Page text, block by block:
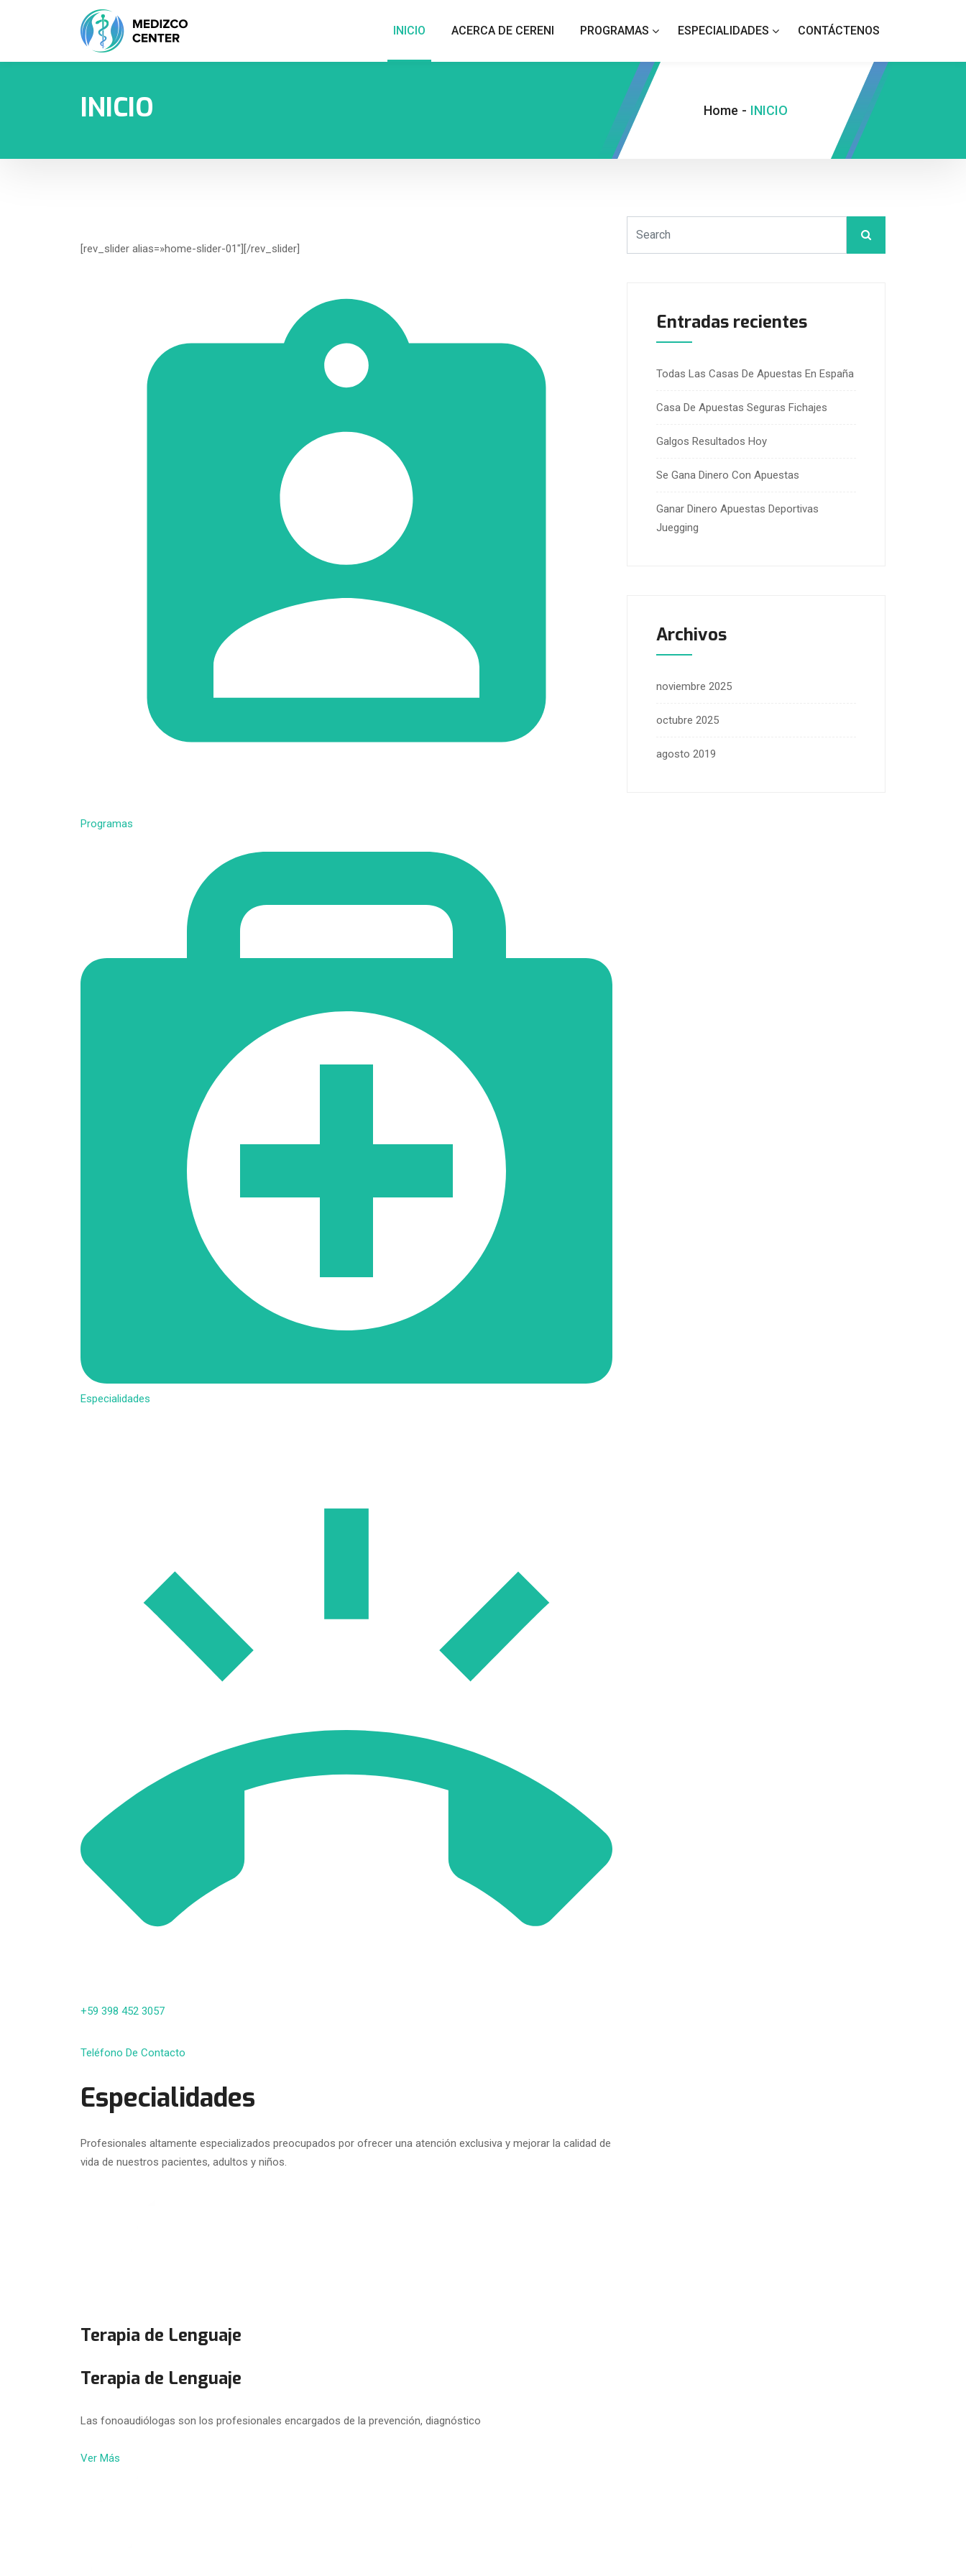
INICIO ACERCA DE CERENI PROGRAMAS ESPECIALIDADES CONTÁCTENOS
INICIO Home - INICIO
[rev_slider alias=»home-slider-01″][/rev_slider]
Programas
Especialidades
+59 398 452 3057
Teléfono De Contacto
Especialidades
Profesionales altamente especializados preocupados por ofrecer una atención exclusiva y mejorar la calidad de
vida de nuestros pacientes, adultos y niños.
Terapia de Lenguaje
Terapia de Lenguaje
Las fonoaudiólogas son los profesionales encargados de la prevención, diagnóstico
Ver Más
Entradas recientes
Todas Las Casas De Apuestas En España
Casa De Apuestas Seguras Fichajes
Galgos Resultados Hoy
Se Gana Dinero Con Apuestas
Ganar Dinero Apuestas Deportivas
Juegging
Archivos
noviembre 2025
octubre 2025
agosto 2019